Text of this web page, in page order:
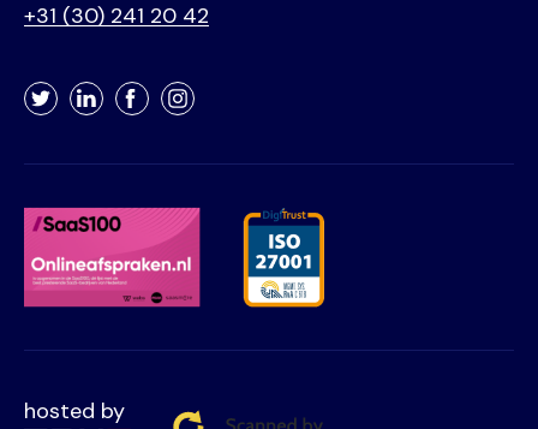
+31 (30) 241 20 42
TwitterLinkedInFacebookInstagram
hosted by